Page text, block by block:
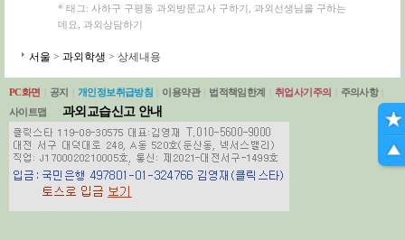
* 태그: 사하구 구평동 과외방문교사 구하기, 과외선생님을 구하는
데요, 과외상담하기
서울 > 과외학생 > 상세내용
PC화면 공지 개인정보취급방침 이용약관 법적책임한계 취업사기주의 주의사항
사이트맵
과외교습신고 안내